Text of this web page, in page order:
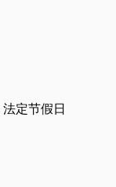
法定节假日